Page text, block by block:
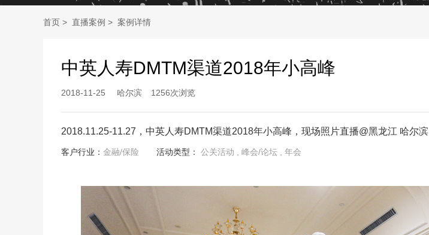
首页 > 直播案例 > 案例详情
中英人寿DMTM渠道2018年小高峰
2018-11-25 哈尔滨 1256次浏览
2018.11.25-11.27，中英人寿DMTM渠道2018年小高峰，现场照片直播@黑龙江 哈尔滨
客户行业： 金融/保险 活动类型： 公关活动 , 峰会/论坛 , 年会